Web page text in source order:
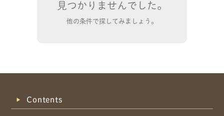
見つかりませんでした。
他の条件で探してみましょう。
Contents